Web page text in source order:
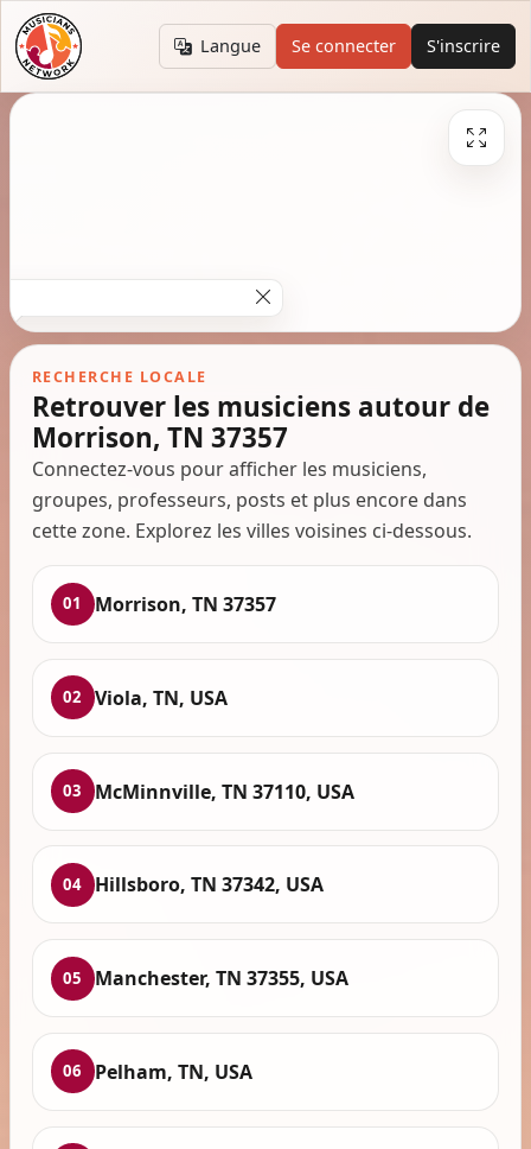
Langue Se connecter S'inscrire
RECHERCHE LOCALE
Retrouver les musiciens autour de
Morrison, TN 37357
Connectez-vous pour afficher les musiciens,
groupes, professeurs, posts et plus encore dans
cette zone. Explorez les villes voisines ci-dessous.
01 Morrison, TN 37357
02 Viola, TN, USA
03 McMinnville, TN 37110, USA
04 Hillsboro, TN 37342, USA
05 Manchester, TN 37355, USA
06 Pelham, TN, USA